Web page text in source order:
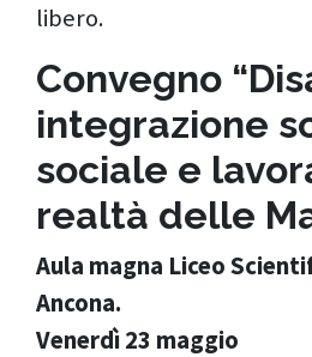
libero.
Convegno
integrazione
sociale e
realtà delle
Aula magna Liceo
Ancona.
Venerdì 23 maggio